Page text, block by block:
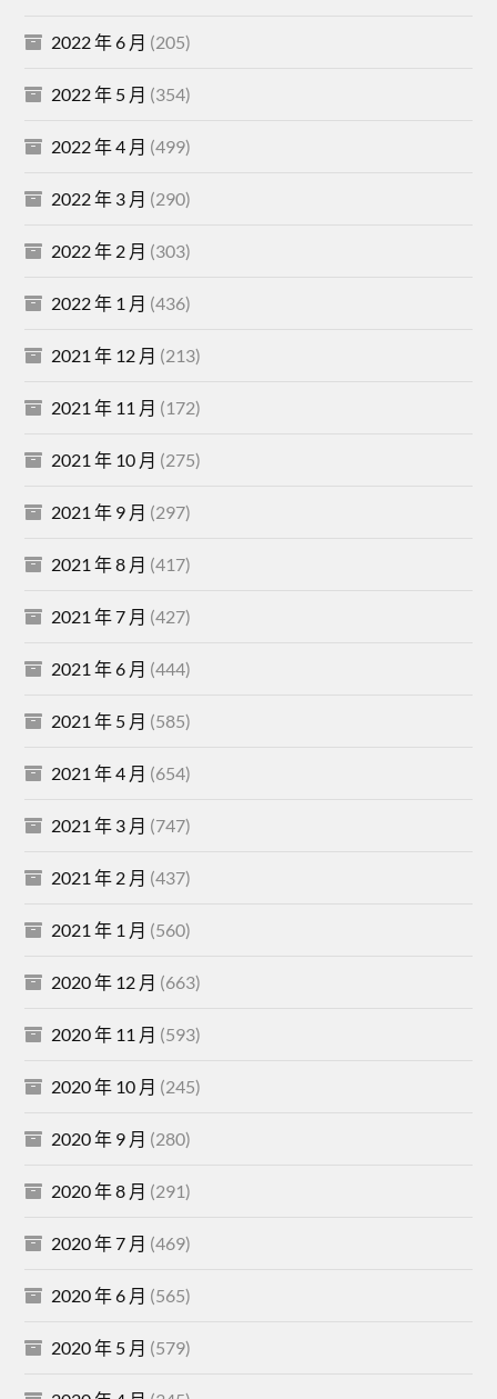
2022 年 6 月 (205)
2022 年 5 月 (354)
2022 年 4 月 (499)
2022 年 3 月 (290)
2022 年 2 月 (303)
2022 年 1 月 (436)
2021 年 12 月 (213)
2021 年 11 月 (172)
2021 年 10 月 (275)
2021 年 9 月 (297)
2021 年 8 月 (417)
2021 年 7 月 (427)
2021 年 6 月 (444)
2021 年 5 月 (585)
2021 年 4 月 (654)
2021 年 3 月 (747)
2021 年 2 月 (437)
2021 年 1 月 (560)
2020 年 12 月 (663)
2020 年 11 月 (593)
2020 年 10 月 (245)
2020 年 9 月 (280)
2020 年 8 月 (291)
2020 年 7 月 (469)
2020 年 6 月 (565)
2020 年 5 月 (579)